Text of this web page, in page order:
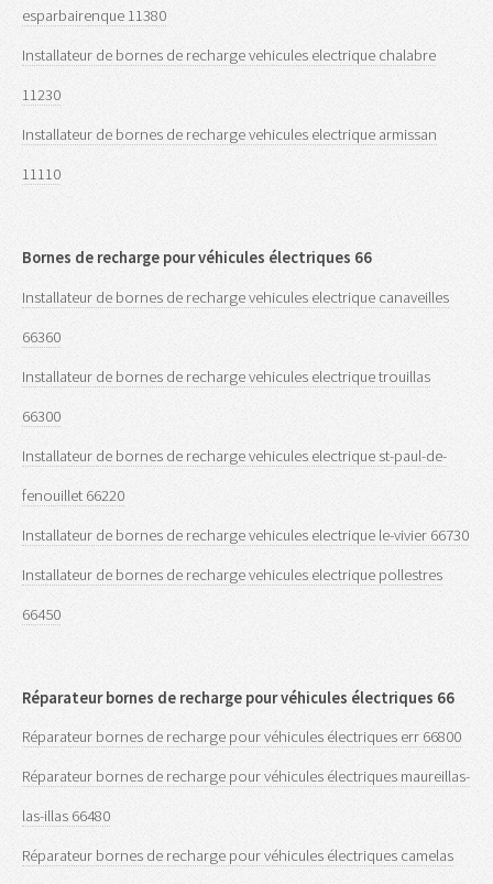
esparbairenque 11380
Installateur de bornes de recharge vehicules electrique chalabre
11230
Installateur de bornes de recharge vehicules electrique armissan
11110
Bornes de recharge pour véhicules électriques 66
Installateur de bornes de recharge vehicules electrique canaveilles
66360
Installateur de bornes de recharge vehicules electrique trouillas
66300
Installateur de bornes de recharge vehicules electrique st-paul-de-
fenouillet 66220
Installateur de bornes de recharge vehicules electrique le-vivier 66730
Installateur de bornes de recharge vehicules electrique pollestres
66450
Réparateur bornes de recharge pour véhicules électriques 66
Réparateur bornes de recharge pour véhicules électriques err 66800
Réparateur bornes de recharge pour véhicules électriques maureillas-
las-illas 66480
Réparateur bornes de recharge pour véhicules électriques camelas